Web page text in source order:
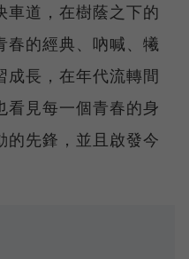
車道，在樹蔭之下的
春的經典、吶喊、犧
成長，在年代流轉間
看見每一個青春的身
的先鋒，並且啟發今